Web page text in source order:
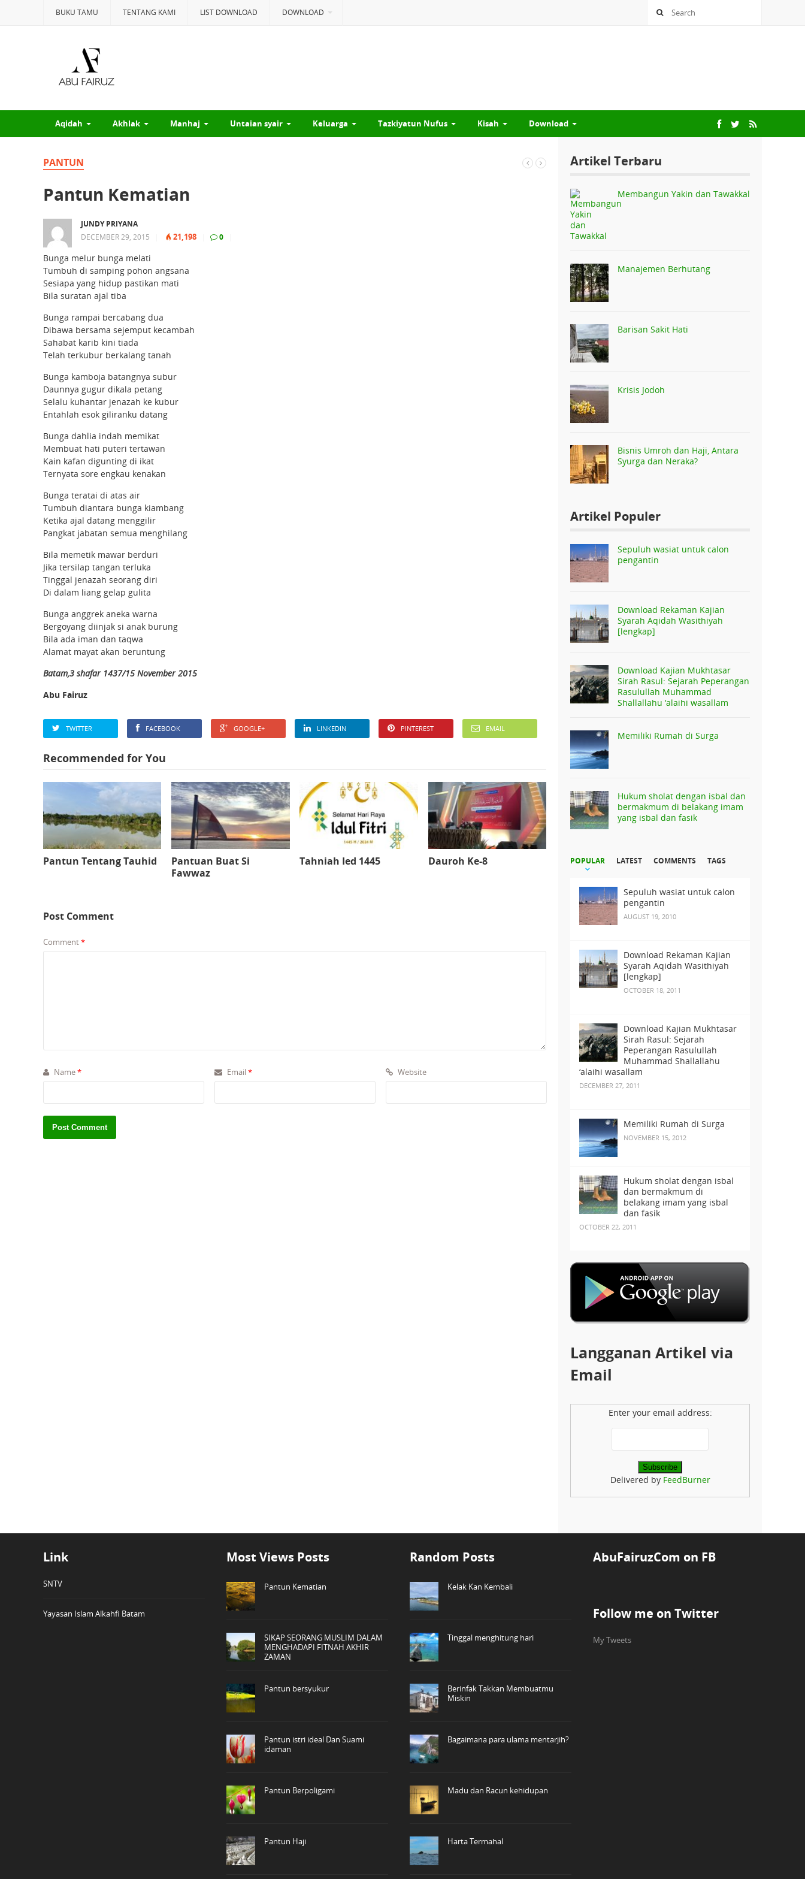
BUKU TAMU TENTANG KAMI LIST DOWNLOAD DOWNLOAD
Aqidah Akhlak Manhaj Untaian syair Keluarga Tazkiyatun Nufus Kisah Download
PANTUN
Pantun Kematian
JUNDY PRIYANA
DECEMBER 29, 2015
21,198 0
Bunga melur bunga melati
Tumbuh di samping pohon angsana
Sesiapa yang hidup pastikan mati
Bila suratan ajal tiba
Bunga rampai bercabang dua
Dibawa bersama sejemput kecambah
Sahabat karib kini tiada
Telah terkubur berkalang tanah
Bunga kamboja batangnya subur
Daunnya gugur dikala petang
Selalu kuhantar jenazah ke kubur
Entahlah esok giliranku datang
Bunga dahlia indah memikat
Membuat hati puteri tertawan
Kain kafan digunting di ikat
Ternyata sore engkau kenakan
Bunga teratai di atas air
Tumbuh diantara bunga kiambang
Ketika ajal datang menggilir
Pangkat jabatan semua menghilang
Bila memetik mawar berduri
Jika tersilap tangan terluka
Tinggal jenazah seorang diri
Di dalam liang gelap gulita
Bunga anggrek aneka warna
Bergoyang diinjak si anak burung
Bila ada iman dan taqwa
Alamat mayat akan beruntung
Batam,3 shafar 1437/15 November 2015
Abu Fairuz
TWITTER FACEBOOK GOOGLE+ LINKEDIN PINTEREST EMAIL
Recommended for You
Pantun Tentang Tauhid
Pantuan Buat Si
Fawwaz
Tahniah Ied 1445 Dauroh Ke-8
Post Comment
Comment*
Name* Email * Website
Artikel Terbaru
Membangun Yakin dan Tawakkal
Manajemen Berhutang
Barisan Sakit Hati
Krisis Jodoh
Bisnis Umroh dan Haji, Antara
Syurga dan Neraka?
Artikel Populer
Sepuluh wasiat untuk calon
pengantin
Download Rekaman Kajian
Syarah Aqidah Wasithiyah
[lengkap]
Download Kajian Mukhtasar
Sirah Rasul: Sejarah Peperangan
Rasulullah Muhammad
Shallallahu ‘alaihi wasallam
Memiliki Rumah di Surga
Hukum sholat dengan isbal dan
bermakmum di belakang imam
yang isbal dan fasik
POPULAR LATEST COMMENTS TAGS
Sepuluh wasiat untuk calon
pengantin
AUGUST 19, 2010
Download Rekaman Kajian
Syarah Aqidah Wasithiyah
[lengkap]
OCTOBER 18, 2011
Download Kajian Mukhtasar
Sirah Rasul: Sejarah
Peperangan Rasulullah
Muhammad Shallallahu
‘alaihi wasallam
DECEMBER 27, 2011
Memiliki Rumah di Surga
NOVEMBER 15, 2012
Hukum sholat dengan isbal
dan bermakmum di
belakang imam yang isbal
dan fasik
OCTOBER 22, 2011
Langganan Artikel via
Email
Enter your email address:
Delivered by FeedBurner
Link
SNTV
Yayasan Islam Alkahfi Batam
Most Views Posts
Pantun Kematian
SIKAP SEORANG MUSLIM DALAM
MENGHADAPI FITNAH AKHIR
ZAMAN
Pantun bersyukur
Pantun istri ideal Dan Suami
idaman
Pantun Berpoligami
Pantun Haji
Random Posts
Kelak Kan Kembali
Tinggal menghitung hari
Berinfak Takkan Membuatmu
Miskin
Bagaimana para ulama mentarjih?
Madu dan Racun kehidupan
Harta Termahal
AbuFairuzCom on FB
Follow me on Twitter
My Tweets